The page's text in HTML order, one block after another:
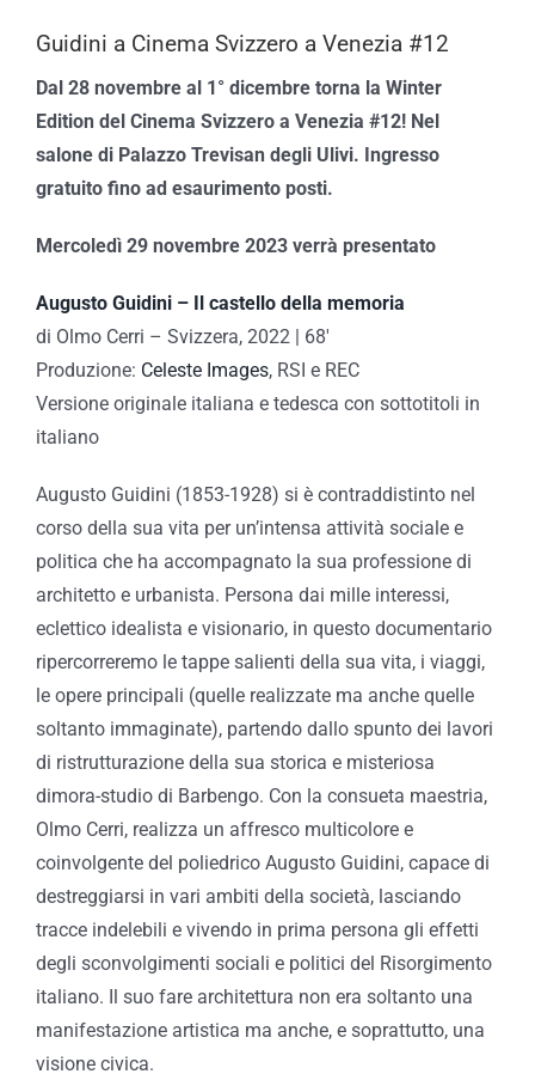
Guidini a Cinema Svizzero a Venezia #12
Dal 28 novembre al 1° dicembre torna la Winter
Edition del Cinema Svizzero a Venezia #12! Nel
salone di Palazzo Trevisan degli Ulivi. Ingresso
gratuito fino ad esaurimento posti.
Mercoledì 29 novembre 2023 verrà presentato
Augusto Guidini – Il castello della memoria
di Olmo Cerri – Svizzera, 2022 | 68′
Produzione: Celeste Images, RSI e REC
Versione originale italiana e tedesca con sottotitoli in
italiano
Augusto Guidini (1853-1928) si è contraddistinto nel
corso della sua vita per un’intensa attività sociale e
politica che ha accompagnato la sua professione di
architetto e urbanista. Persona dai mille interessi,
eclettico idealista e visionario, in questo documentario
ripercorreremo le tappe salienti della sua vita, i viaggi,
le opere principali (quelle realizzate ma anche quelle
soltanto immaginate), partendo dallo spunto dei lavori
di ristrutturazione della sua storica e misteriosa
dimora-studio di Barbengo. Con la consueta maestria,
Olmo Cerri, realizza un affresco multicolore e
coinvolgente del poliedrico Augusto Guidini, capace di
destreggiarsi in vari ambiti della società, lasciando
tracce indelebili e vivendo in prima persona gli effetti
degli sconvolgimenti sociali e politici del Risorgimento
italiano. Il suo fare architettura non era soltanto una
manifestazione artistica ma anche, e soprattutto, una
visione civica.